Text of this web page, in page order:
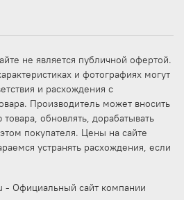
не является публичной офертой.
и фотографиях могут
и расхождения с
Производитель может вносить
обновлять, дорабатывать
покупателя. Цены на сайте
устранять расхождения, если
- Официальный сайт компании